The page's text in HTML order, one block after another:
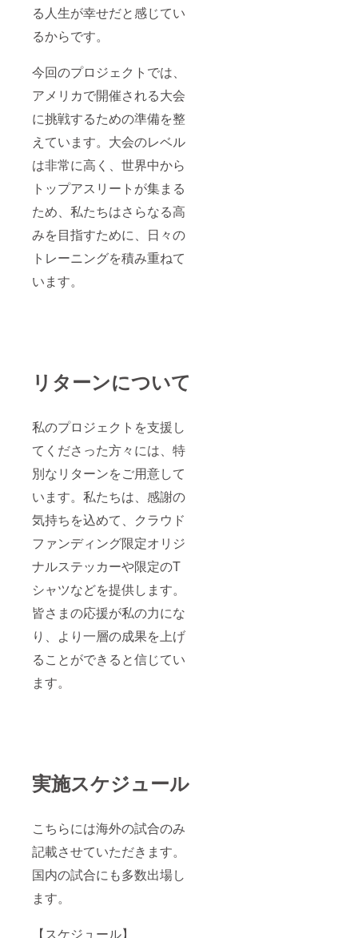
る人生が幸せだと感じてい
るからです。
今回のプロジェクトでは、
アメリカで開催される大会
に挑戦するための準備を整
えています。大会のレベル
は非常に高く、世界中から
トップアスリートが集まる
ため、私たちはさらなる高
みを目指すために、日々の
トレーニングを積み重ねて
います。
リターンについて
私のプロジェクトを支援し
てくださった方々には、特
別なリターンをご用意して
います。私たちは、感謝の
気持ちを込めて、クラウド
ファンディング限定オリジ
ナルステッカーや限定のT
シャツなどを提供します。
皆さまの応援が私の力にな
り、より一層の成果を上げ
ることができると信じてい
ます。
実施スケジュール
こちらには海外の試合のみ
記載させていただきます。
国内の試合にも多数出場し
ます。
【スケジュール】